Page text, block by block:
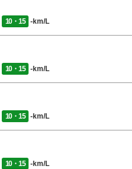
10・15 -km/L
10・15 -km/L
10・15 -km/L
10・15 -km/L